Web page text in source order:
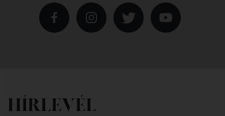
HÍRLEVÉL